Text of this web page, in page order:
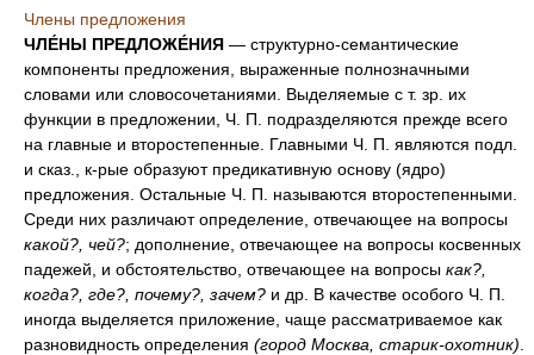
Члены предложения
ЧЛЕ́НЫ ПРЕДЛОЖЕ́НИЯ — структурно-семантические
компоненты предложения, выраженные полнозначными
словами или словосочетаниями. Выделяемые с т. зр. их
функции в предложении, Ч. П. подразделяются прежде всего
на главные и второстепенные. Главными Ч. П. являются подл.
и сказ., к-рые образуют предикативную основу (ядро)
предложения. Остальные Ч. П. называются второстепенными.
Среди них различают определение, отвечающее на вопросы
какой?, чей?; дополнение, отвечающее на вопросы косвенных
падежей, и обстоятельство, отвечающее на вопросы как?,
когда?, где?, почему?, зачем? и др. В качестве особого Ч. П.
иногда выделяется приложение, чаще рассматриваемое как
разновидность определения (город Москва, старик-охотник)